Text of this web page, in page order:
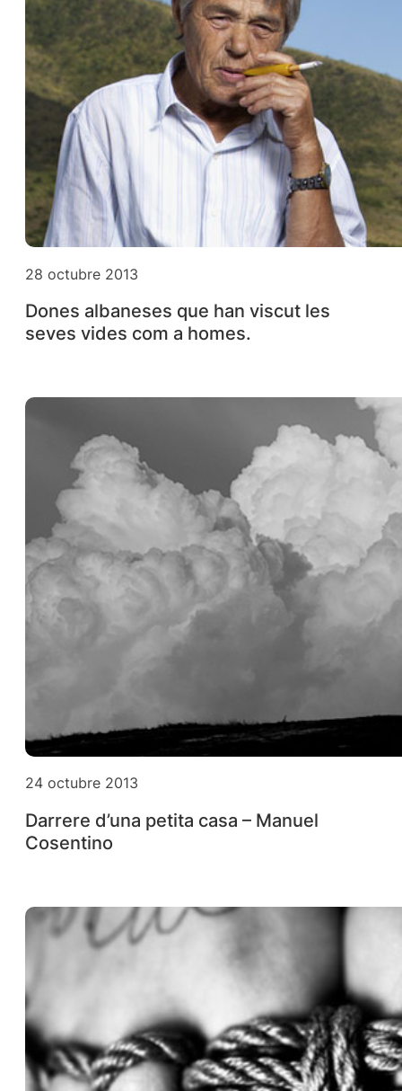
28 octubre 2013
Dones albaneses que han viscut les
seves vides com a homes.
24 octubre 2013
Darrere d’una petita casa – Manuel
Cosentino